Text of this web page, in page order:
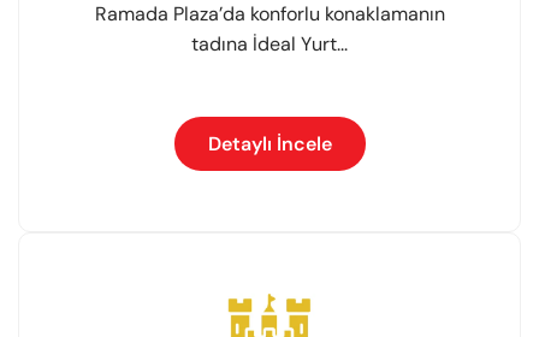
Ramada Plaza’da konforlu konaklamanın
tadına İdeal Yurt...
Detaylı İncele